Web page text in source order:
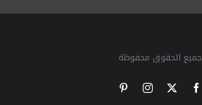
جميع الحقوق محفوظة
Facebook
X
Instagram